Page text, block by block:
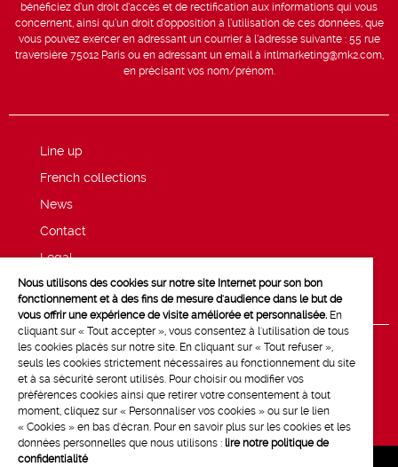
bénéficiez d’un droit d’accès et de rectification aux informations qui vous
concernent, ainsi qu’un droit d’opposition à l’utilisation de ces données, que
vous pouvez exercer en adressant un courrier à l’adresse suivante : 55 rue
traversière 75012 Paris ou en adressant un email à intlmarketing@mk2.com,
en précisant vos nom/prénom.
Line up
French collections
News
Contact
Legal
Privacy and cookie policy
Nous utilisons des cookies sur notre site Internet pour son bon
fonctionnement et à des fins de mesure d'audience dans le but de
vous offrir une expérience de visite améliorée et personnalisée. En
cliquant sur « Tout accepter », vous consentez à l'utilisation de tous
les cookies placés sur notre site. En cliquant sur « Tout refuser »,
seuls les cookies strictement nécessaires au fonctionnement du site
et à sa sécurité seront utilisés. Pour choisir ou modifier vos
préférences cookies ainsi que retirer votre consentement à tout
moment, cliquez sur « Personnaliser vos cookies » ou sur le lien
« Cookies » en bas d'écran. Pour en savoir plus sur les cookies et les
données personnelles que nous utilisons : lire notre politique de
confidentialité